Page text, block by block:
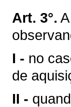
Art. 3°.
I - no
de
II -